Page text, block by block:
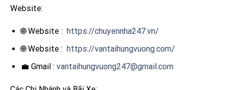
Website:
🌐 Website : https://chuyennha247.vn/
🌐 Website : https://vantaihungvuong.com/
💼 Gmail : vantaihungvuong247@gmail.com